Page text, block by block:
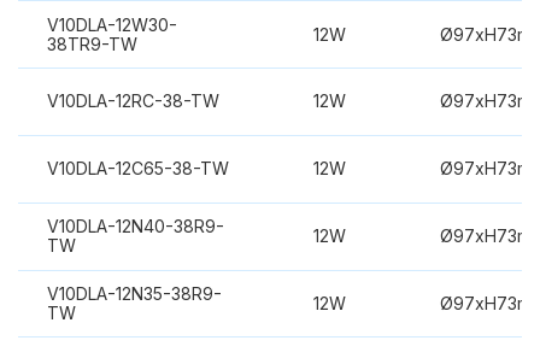
V10DLA-12W30-
38TR9-TW
12W
V10DLA-12RC-38-TW 12W
V10DLA-12C65-38-TW 12W
V10DLA-12N40-38R9-
TW
12W
V10DLA-12N35-38R9-
TW
12W